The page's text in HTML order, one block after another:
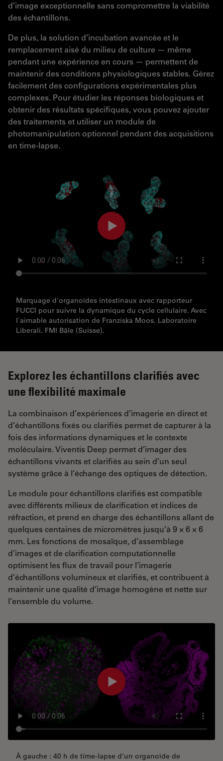
d’image exceptionnelle sans compromettre la viabilité
des échantillons.
De plus, la solution d’incubation avancée et le
remplacement aisé du milieu de culture — même
pendant une expérience en cours — permettent de
maintenir des conditions physiologiques stables. Gérez
facilement des configurations expérimentales plus
complexes. Pour étudier les réponses biologiques et
obtenir des résultats spécifiques, vous pouvez ajouter
des traitements et utiliser un module de
photomanipulation optionnel pendant des acquisitions
en time-lapse.
Marquage d'organoïdes intestinaux avec rapporteur
FUCCI pour suivre la dynamique du cycle cellulaire. Avec
l'aimable autorisation de Franziska Moos. Laboratoire
Liberali. FMI Bâle (Suisse).
Explorez les échantillons clarifiés avec
une flexibilité maximale
La combinaison d’expériences d’imagerie en direct et
d’échantillons fixés ou clarifiés permet de capturer à la
fois des informations dynamiques et le contexte
moléculaire. Viventis Deep permet d’imager des
échantillons vivants et clarifiés au sein d’un seul
système grâce à l’échange des optiques de détection.
Le module pour échantillons clarifiés est compatible
avec différents milieux de clarification et indices de
réfraction, et prend en charge des échantillons allant de
quelques centaines de micromètres jusqu’à 9 × 6 × 6
mm. Les fonctions de mosaïque, d’assemblage
d’images et de clarification computationnelle
optimisent les flux de travail pour l’imagerie
d’échantillons volumineux et clarifiés, et contribuent à
maintenir une qualité d’image homogène et nette sur
l’ensemble du volume.
À gauche : 40 h de time-lapse d’un organoïde de